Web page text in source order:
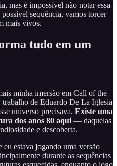
mas é impossível não notar essa
sequência, vamos torcer
mais vivos.
tudo em um
minha imersão em Call of the
de Eduardo De La Iglesia
universo precisava. Existe uma
dos anos 80 aqui — daquelas
e descoberta.
estava jogando uma versão
durante as sequências